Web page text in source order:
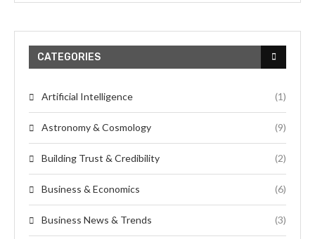
CATEGORIES
Artificial Intelligence (1)
Astronomy & Cosmology (9)
Building Trust & Credibility (2)
Business & Economics (6)
Business News & Trends (3)